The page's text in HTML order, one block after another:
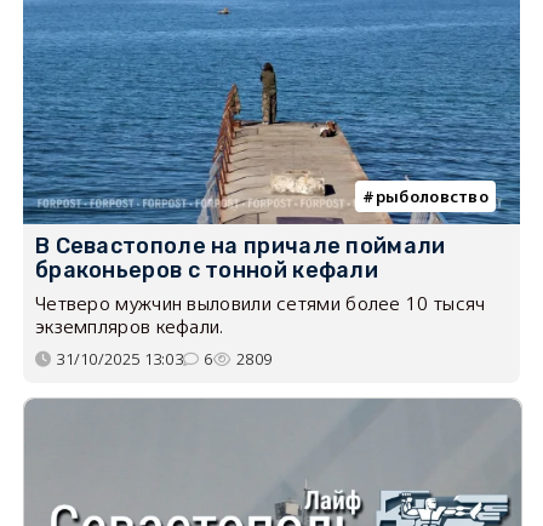
рыболовство
В Севастополе на причале поймали
браконьеров с тонной кефали
Четверо мужчин выловили сетями более 10 тысяч
экземпляров кефали.
31/10/2025 13:03 6 2809